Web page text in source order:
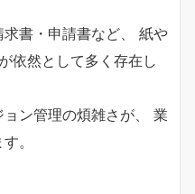
書・申請書など、 紙や
依然として多く存在し
ン管理の煩雑さが、 業
。